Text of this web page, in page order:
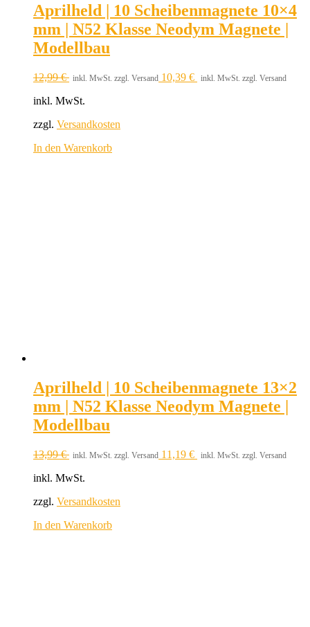
Aprilheld | 10 Scheibenmagnete 10×4
mm | N52 Klasse Neodym Magnete |
Modellbau
12,99€ inkl. MwSt. zzgl. Versand 10,39 € inkl. MwSt. zzgl. Versand
inkl. MwSt.
zzgl. Versandkosten
In den Warenkorb
Aprilheld | 10 Scheibenmagnete 13×2
mm | N52 Klasse Neodym Magnete |
Modellbau
13,99€ inkl. MwSt. zzgl. Versand 11,19 € inkl. MwSt. zzgl. Versand
inkl. MwSt.
zzgl. Versandkosten
In den Warenkorb